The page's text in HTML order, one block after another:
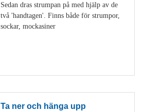
Sedan dras strumpan på med hjälp av de
två 'handtagen'. Finns både för strumpor,
sockar, mockasiner
Ta ner och hänga upp